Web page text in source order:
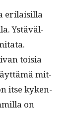
eri­laisil­la
Ystäväl­
toisia
mit­
itse kyken­
on